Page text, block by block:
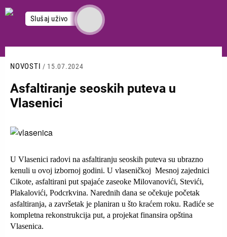
Skoči
na
Slušaj uživo
NOVOSTI / 15.07.2024
Asfaltiranje seoskih puteva u
Vlasenici
Slika
U Vlasenici radovi na asfaltiranju seoskih puteva su ubrazno
kenuli u ovoj izbornoj godini. U vlaseničkoj Mesnoj zajednici
Cikote, asfaltirani put spajaće zaseoke Milovanovići, Stevići,
Plakalovići, Podcrkvina. Narednih dana se očekuje početak
asfaltiranja, a završetak je planiran u što kraćem roku. Radiće se
kompletna rekonstrukcija put, a projekat finansira opština
Vlasenica.